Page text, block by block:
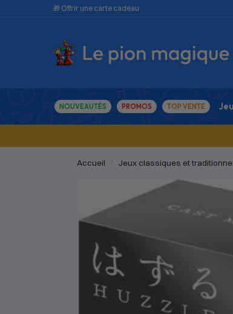
🎁 Offrir une carte cadeau
NOUVEAUTÉS PROMOS TOP VENTE
Accueil Jeux classiques et